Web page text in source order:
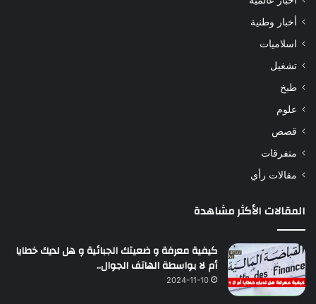
أخبار وطنية
اسلاميات
تشغيل
طبخ
علوم
قصص
متفرقات
مقالات رأي
المقالات الأكثر مشاهدة
كيفية معرفة و ضعيتك الجبائية و هل لديك خطايا
أم لا بواسطة الهاتف الجوال..
2024-11-10